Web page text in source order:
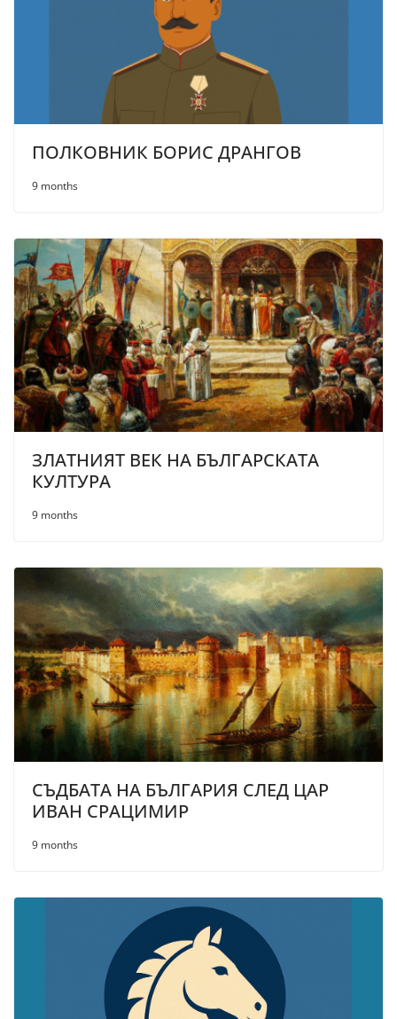
ПОЛКОВНИК БОРИС ДРАНГОВ
9 months
ЗЛАТНИЯТ ВЕК НА БЪЛГАРСКАТА
КУЛТУРА
9 months
СЪДБАТА НА БЪЛГАРИЯ СЛЕД ЦАР
ИВАН СРАЦИМИР
9 months